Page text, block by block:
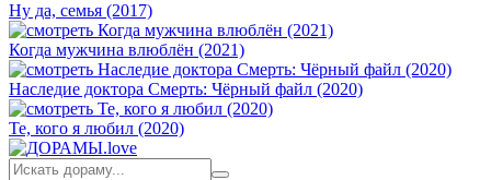
Ну да, семья (2017)
Когда мужчина влюблён (2021)
Наследие доктора Смерть: Чёрный файл (2020)
Те, кого я любил (2020)